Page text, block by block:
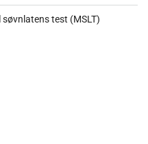
test (MSLT)